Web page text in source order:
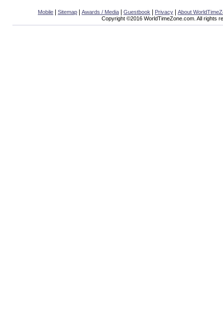
Mobile Sitemap Awards / Media Guestbook Privacy
About
Copyright ©2016 WorldTimeZone.com. All rights